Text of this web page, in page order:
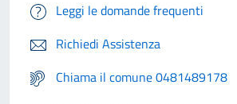
Leggi le domande frequenti
Richiedi Assistenza
Chiama il comune 0481489178